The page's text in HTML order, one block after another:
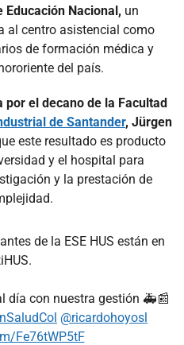
Nacional, un
al centro asistencial como
de formación médica y
del país.
el decano de la Facultad
de Santander, Jürgen
este resultado es producto
y el hospital para
y la prestación de
de la ESE HUS están en
día con nuestra gestión 🚑📰
@ricardohoyosl
Fe76tWP5tF